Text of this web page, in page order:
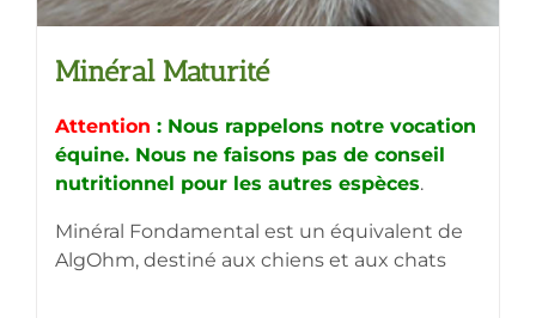
Minéral Maturité
Attention : Nous rappelons notre vocation
équine. Nous ne faisons pas de conseil
nutritionnel pour les autres espèces.
Minéral Fondamental est un équivalent de
AlgOhm, destiné aux chiens et aux chats